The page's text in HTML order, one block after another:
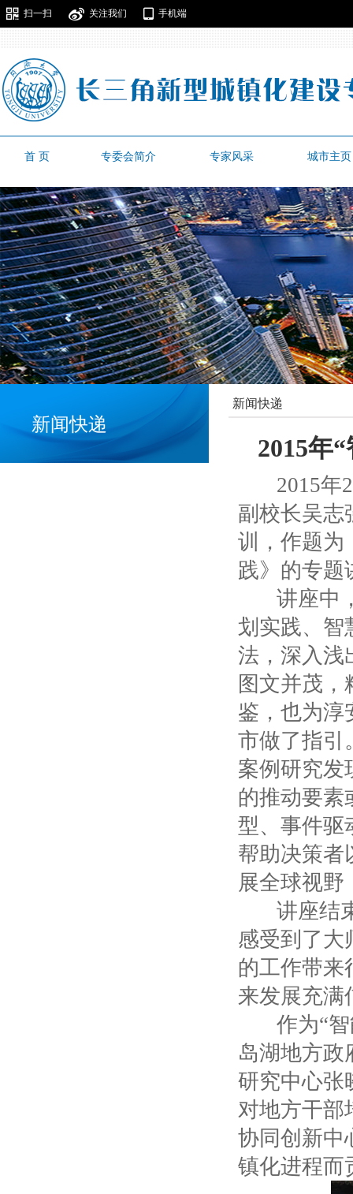
扫一扫 关注我们 手机端
首 页 专委会简介 专家风采 城市主页
新闻快递
新闻快递
2015年
2015年2
副校长吴志
训，作题为
践》的专题
讲座中，
划实践、智
法，深入浅
图文并茂
鉴，也为淳
市做了指引
案例研究发
的推动要素
型、事件驱
帮助决策者
展全球视野
讲座结束
感受到了大
的工作带来
来发展充满
作为“智
岛湖地方政
研究中心张
对地方干部
协同创新中
镇化进程而